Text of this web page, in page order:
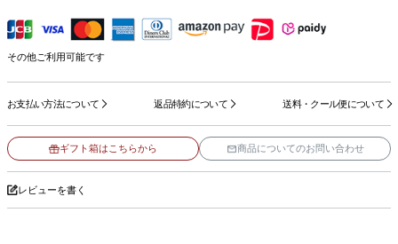
その他ご利用可能です
お支払い方法について 返品特約について 送料・クール便について
ギフト箱はこちらから 商品についてのお問い合わせ
レビューを書く